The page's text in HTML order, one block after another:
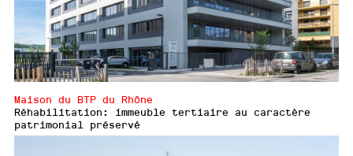
Maison du BTP du Rhône
Réhabilitation: immeuble tertiaire au caractère
patrimonial préservé